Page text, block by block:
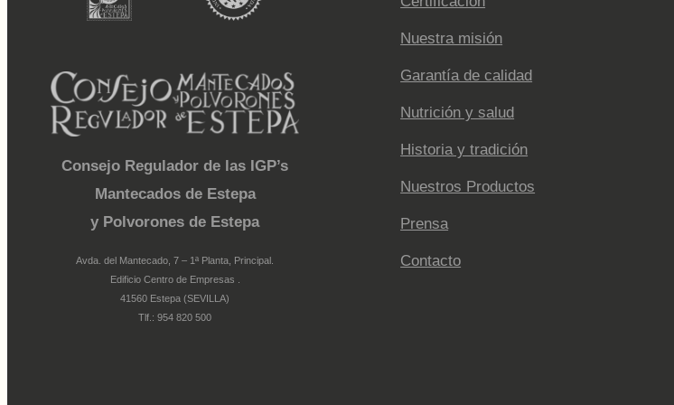
Consejo Regulador de las IGP’s
Mantecados de Estepa
y Polvorones de Estepa
Avda. del Mantecado, 7 – 1ª Planta, Principal.
Edificio Centro de Empresas .
41560 Estepa (SEVILLA)
Tlf.: 954 820 500
Nuestra misión
Garantía de calidad
Nutrición y salud
Historia y tradición
Nuestros Productos
Prensa
Contacto